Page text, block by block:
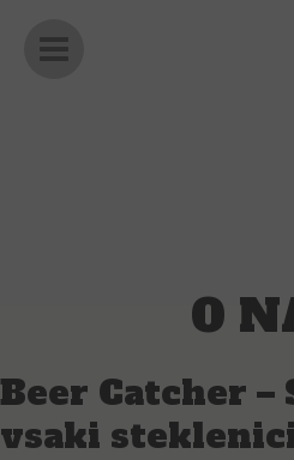
O
Beer Catcher –
vsaki